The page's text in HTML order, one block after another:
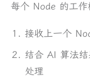
每个 Node 的工作
接收上一个
结合 AI 算法
处理